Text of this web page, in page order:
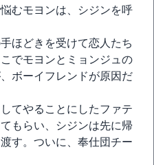
むモヨンは、シジンを呼
ほどきを受けて恋人たち
でモヨンとミョンジュの
ボーイフレンドが原因だ
てやることにしたファテ
もらい、シジンは先に帰
す。ついに、奉仕団チー